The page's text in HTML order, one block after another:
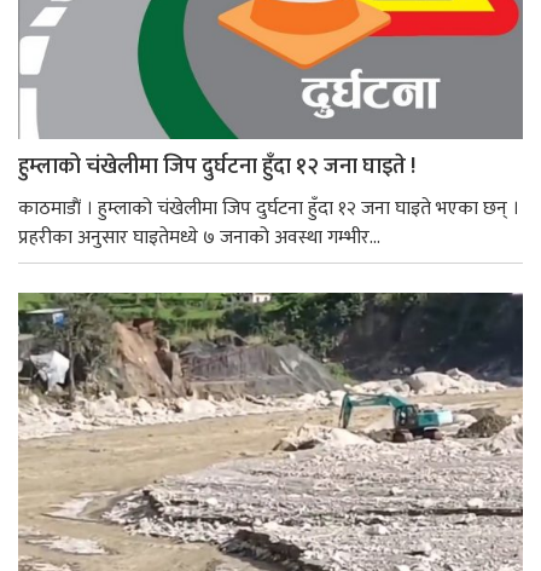
हुम्लाको चंखेलीमा जिप दुर्घटना हुँदा १२ जना घाइते !
काठमाडाैं । हुम्लाको चंखेलीमा जिप दुर्घटना हुँदा १२ जना घाइते भएका छन् ।
प्रहरीका अनुसार घाइतेमध्ये ७ जनाको अवस्था गम्भीर...